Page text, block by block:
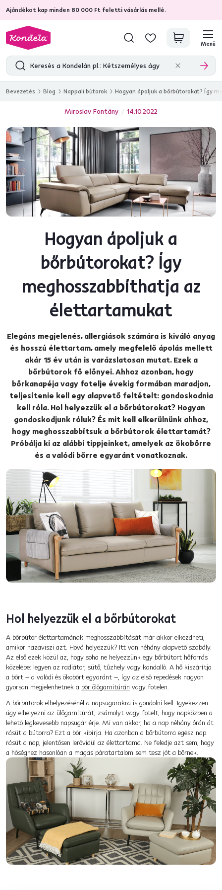
Ajándékot kap minden 80 000 Ft feletti vásárlás mellé.
4,7 31 211 ellenőrzött termékértékelések
Menü
Bevezetés Blog Nappali bútorok Hogyan ápoljuk a bőrbútorokat? Így
Miroslav Fontány 14.10.2022
Hogyan ápoljuk a
bőrbútorokat? Így
meghosszabbíthatja az
élettartamukat
Elegáns megjelenés, allergiások számára is kiváló anyag
és hosszú élettartam, amely megfelelő ápolás mellett
akár 15 év után is varázslatosan mutat. Ezek a
bőrbútorok fő előnyei. Ahhoz azonban, hogy
bőrkanapéja vagy fotelje évekig formában maradjon,
teljesítenie kell egy alapvető feltételt: gondoskodnia
kell róla. Hol helyezzük el a bőrbútorokat? Hogyan
gondoskodjunk róluk? És mit kell elkerülnünk ahhoz,
hogy meghosszabbítsuk a bőrbútorok élettartamát?
Próbálja ki az alábbi tippjeinket, amelyek az ökobőrre
és a valódi bőrre egyaránt vonatkoznak.
Hol helyezzük el a bőrbútorokat
A bőrbútor élettartamának meghosszabbítását már akkor elkezdheti,
amikor hazaviszi azt. Hová helyezzük? Itt van néhány alapvető szabály.
Az első ezek közül az, hogy soha ne helyezzünk egy bőrbútort hőforrás
közelébe: legyen az radiátor, sütő, tűzhely vagy kandalló. A hő kiszárítja
a bőrt – a valódi és ökobőrt egyaránt –, így az első repedések nagyon
gyorsan megjelenhetnek a bőr ölőgarnitúrán vagy fotelen.
A bőrbútorok elhelyezésénél a napsugarakra is gondolni kell. Igyekezzen
úgy elhelyezni az ülőgarnitúrát, zsámolyt vagy fotelt, hogy napközben a
lehető legkevesebb napsugár érje. Mi van akkor, ha a nap néhány órán át
rásüt a bútorra? Ezt a bőr kibírja. Ha azonban a bőrbútorra egész nap
rásüt a nap, jelentősen lerövidül az élettartama. Ne feledje azt sem, hogy
a hőséghez hasonlóan a magas páratartalom sem tesz jót a bőrnek.